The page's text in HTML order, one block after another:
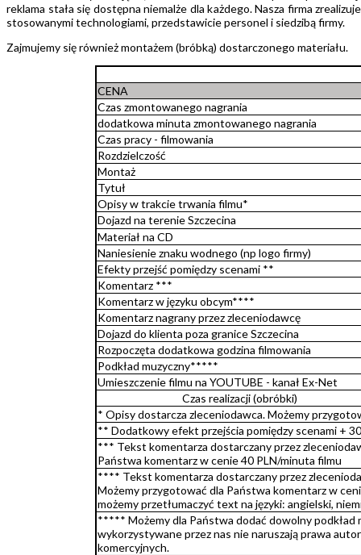
reklama stała się dostępna niemalże dla każdego. Nasza firma
stosowanymi technologiami, przedstawicie personel i siedzibą firmy.
Zajmujemy się również montażem (bróbką) dostarczonego materiału.
CENA
Czas zmontowanego nagrania
dodatkowa minuta zmontowanego nagrania
Czas pracy - filmowania
Rozdzielczość
Montaż
Tytuł
Opisy w trakcie trwania filmu*
Dojazd na terenie Szczecina
Materiał na CD
Naniesienie znaku wodnego (np logo firmy)
Efekty przejść pomiędzy scenami **
Komentarz ***
Komentarz w języku obcym****
Komentarz nagrany przez zleceniodawcę
Dojazd do klienta poza granice Szczecina
Rozpoczęta dodatkowa godzina filmowania
Podkład muzyczny*****
Umieszczenie filmu na YOUTUBE - kanał Ex-Net
Czas realizacji (obróbki)
* Opisy dostarcza zleceniodawca. Możemy
** Dodatkowy efekt przejścia pomiędzy scenami +
*** Tekst komentarza dostarczany przez
Państwa komentarz w cenie 40 PLN/minuta filmu
**** Tekst komentarza dostarczany przez
Możemy przygotować dla Państwa komentarz w
możemy przetłumaczyć text na języki: angielski,
***** Możemy dla Państwa dodać dowolny podkład
wykorzystywane przez nas nie naruszają prawa
komercyjnych.